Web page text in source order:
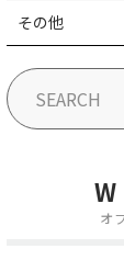
その他
オ